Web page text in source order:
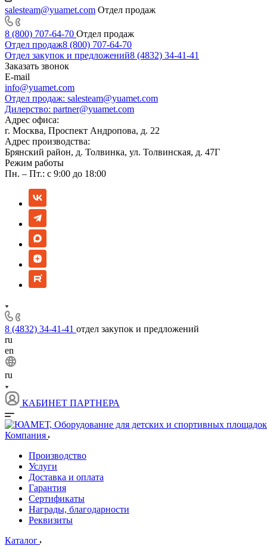
salesteam@yuamet.com Отдел продаж
8 (800) 707-64-70 Отдел продаж
Отдел продаж8 (800) 707-64-70
Отдел закупок и предложений8 (4832) 34-41-41
Заказать звонок
E-mail
info@yuamet.com
Отдел продаж: salesteam@yuamet.com
Дилерство: partner@yuamet.com
Адрес офиса:
г. Москва, Проспект Андропова, д. 22
Адрес производства:
Брянский район, д. Толвинка, ул. Толвинская, д. 47Г
Режим работы
Пн. – Пт.: с 9:00 до 18:00
8 (4832) 34-41-41 отдел закупок и предложений
ru
en
ru
КАБИНЕТ ПАРТНЕРА
Компания
Производство
Услуги
Доставка и оплата
Гарантия
Сертификаты
Награды, благодарности
Реквизиты
Каталог